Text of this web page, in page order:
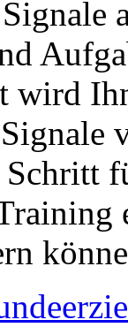
wird
Schritt